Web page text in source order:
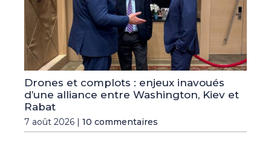
Drones et complots : enjeux inavoués
d’une alliance entre Washington, Kiev et
Rabat
7 août 2026 | 10 commentaires